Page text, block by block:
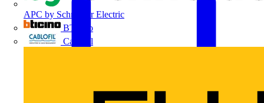
APC by Schneider Electric
BTicino
Cablofil